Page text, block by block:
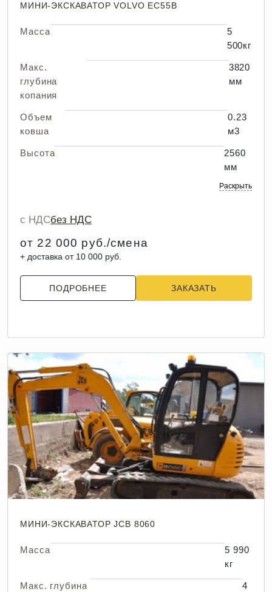
МИНИ-ЭКСКАВАТОР VOLVO EC55B
Масса
5
500кг
Макс.
глубина
копания
3820
мм
Объем
ковша
0.23
м3
Высота
2560
мм
Раскрыть
с НДСбез НДС
от 22 000 руб./смена
+ доставка от 10 000 руб.
ПОДРОБНЕЕ ЗАКАЗАТЬ
МИНИ-ЭКСКАВАТОР JCB 8060
Масса
5 990
кг
Макс. глубина
4